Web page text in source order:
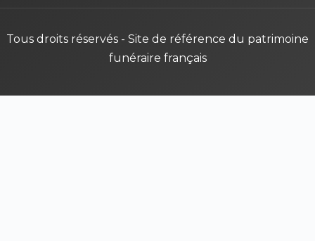
Tous droits réservés - Site de référence du patrimoine
funéraire français